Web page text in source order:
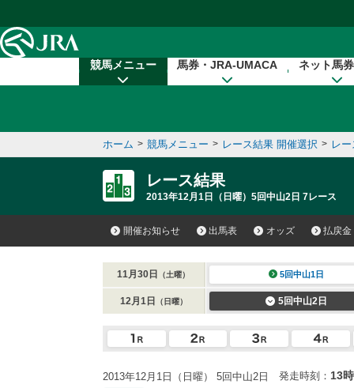
競馬メニュー 馬券・JRA-UMACA ネット馬
ホーム > 競馬メニュー > レース結果 開催選択 > レ
レース結果
2013年12月1日（日曜）5回中山2日 7レース
開催お知らせ 出馬表 オッズ 払戻金
11月30日 （土曜） 5回中山1日
12月1日 （日曜） 5回中山2日
2013年12月1日（日曜） 5回中山2日 発走時刻： 13